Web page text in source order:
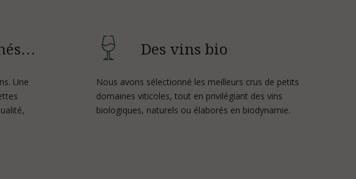
Une
Des vins bio
Nous avons sélectionné les meilleurs crus de petits
domaines viticoles, tout en privilégiant des vins
biologiques, naturels ou élaborés en biodynamie.